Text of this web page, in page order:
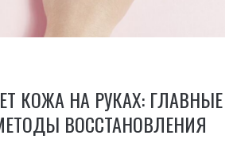
КОЖА НА РУКАХ: ГЛАВНЫЕ
ВОССТАНОВЛЕНИЯ